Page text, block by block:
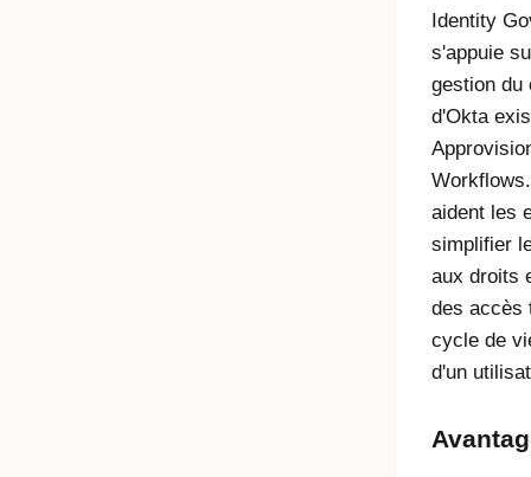
Identity
s'appuie
gestion du
d'Okta
aident les
simplifier
aux droits
des accès
cycle de
d'un